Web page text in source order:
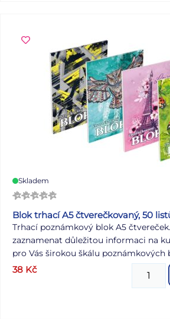
ks.
Skladem
Blok trhací A5 čtverečkovaný, 50
Trhací poznámkový blok A5
zaznamenat důležitou informaci na
pro Vás širokou škálu poznámkových
bloků, záznamových knih, a to
velikostech. Formát: A5 Gramáž: 60g
38 Kč